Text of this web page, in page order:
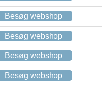
Besøg webshop
Besøg webshop
Besøg webshop
Besøg webshop